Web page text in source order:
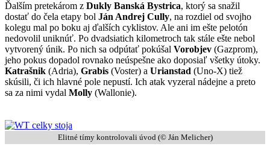
Ďalším pretekárom z Dukly Banská Bystrica, ktorý sa snažil
dostať do čela etapy bol Ján Andrej Cully, na rozdiel od svojho
kolegu mal po boku aj ďalších cyklistov. Ale ani im ešte pelotón
nedovolil uniknúť. Po dvadsiatich kilometroch tak stále ešte nebol
vytvorený únik. Po nich sa odpútať pokúšal Vorobjev (Gazprom),
jeho pokus dopadol rovnako neúspešne ako doposiaľ všetky útoky.
Katrašnik (Adria), Grabis (Voster) a Urianstad (Uno-X) tiež
skúsili, či ich hlavné pole nepustí. Ich atak vyzeral nádejne a preto
sa za nimi vydal Molly (Wallonie).
Elitné tímy kontrolovali úvod (© Ján Melicher)